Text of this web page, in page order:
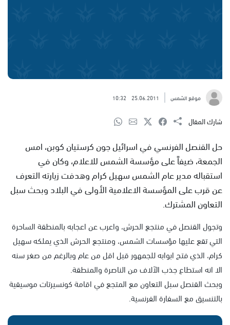
موقع الشمس 25.06.2011
10:32
شارك المقال
حل القنصل الفرنسي في اسرائيل جون كرستيان كوبن، امس
الجمعة، ضيفاً على مؤسسة الشمس للاعلام، وكان في
استقباله مدير عام الشمس سهيل كرام وهدفت زيارته التعرف
عن قرب على المؤسسة الاعلامية الأولى في البلاد وبحث سبل
التعاون المشترك.
وتجول القنصل في منتجع الحرش، واعرب عن اعجابه بالمنطقة الساحرة
التي تقع عليها مؤسسات الشمس، ومنتجع الحرش الذي يملكه سهيل
كرام، الذي فتح ابوابه للجمهور قبل اقل من عام وبالرغم من صغر سنه
الا انه استطاع جذب الآلاف من الناصرة والمنطقة.
وبحث القنصل سبل التعاون مع المتجع في اقامة كونسيرتات موسيقية
بالتنسيق مع السفارة الفرنسية.